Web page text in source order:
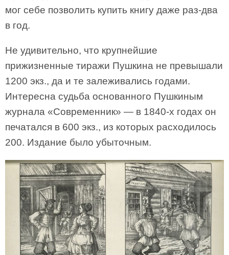
мог себе позволить купить книгу даже раз-два
в год.
Не удивительно, что крупнейшие
прижизненные тиражи Пушкина не превышали
1200 экз., да и те залеживались годами.
Интересна судьба основанного Пушкиным
журнала «Современник» — в 1840-х годах он
печатался в 600 экз., из которых расходилось
200. Издание было убыточным.